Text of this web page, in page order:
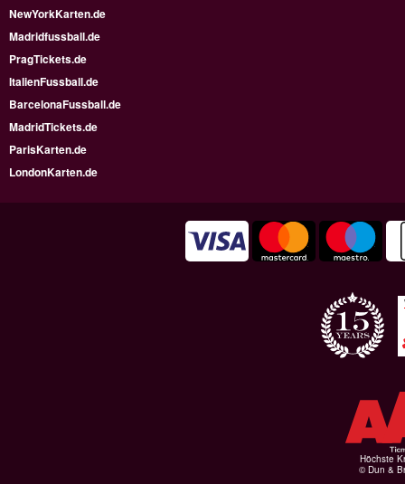
NewYorkKarten.de
Madridfussball.de
PragTickets.de
ItalienFussball.de
BarcelonaFussball.de
MadridTickets.de
ParisKarten.de
LondonKarten.de
Höchste
© Dun &